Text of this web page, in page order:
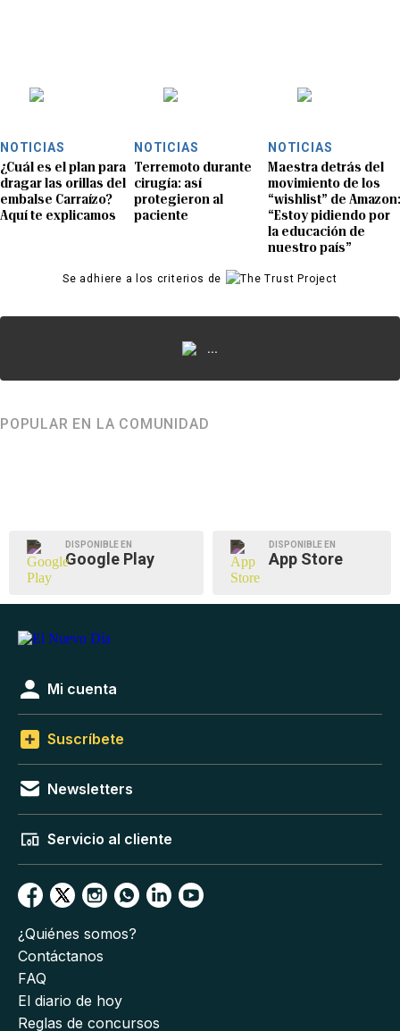
NOTICIAS
¿Cuál es el plan para
dragar las orillas del
embalse Carraízo?
Aquí te explicamos
NOTICIAS
Terremoto durante
cirugía: así
protegieron al
paciente
NOTICIAS
Maestra detrás del
movimiento de los
“wishlist” de Amazon:
“Estoy pidiendo por
la educación de
nuestro país”
Se adhiere a los criterios de
...
POPULAR EN LA COMUNIDAD
DISPONIBLE EN
Google Play
DISPONIBLE EN
App Store
Mi cuenta
Suscríbete
Newsletters
Servicio al cliente
¿Quiénes somos?
Contáctanos
FAQ
El diario de hoy
Reglas de concursos